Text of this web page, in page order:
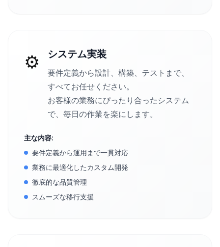
⚙️ システム実装
要件定義から設計、構築、テストまで、
すべてお任せください。
お客様の業務にぴったり合ったシステム
で、毎日の作業を楽にします。
主な内容:
要件定義から運用まで一貫対応
業務に最適化したカスタム開発
徹底的な品質管理
スムーズな移行支援